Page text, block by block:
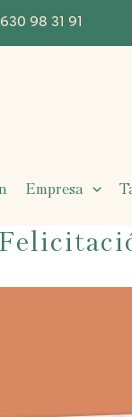
98 31 91
Empresa